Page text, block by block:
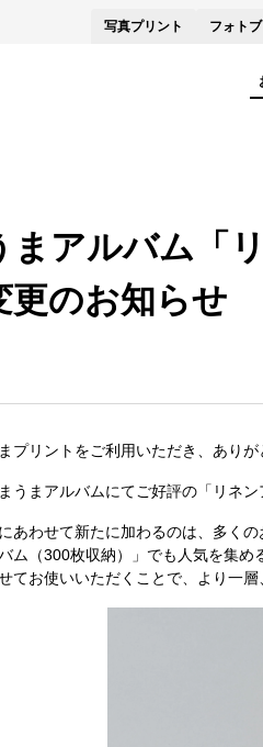
写真プリント フォト
まアルバム「
更のお知らせ
プリントをご利用いただき、ありが
うまアルバムにてご好評の「リネ
あわせて新たに加わるのは、多く
ム（300枚収納）」でも人気を集
てお使いいただくことで、より一